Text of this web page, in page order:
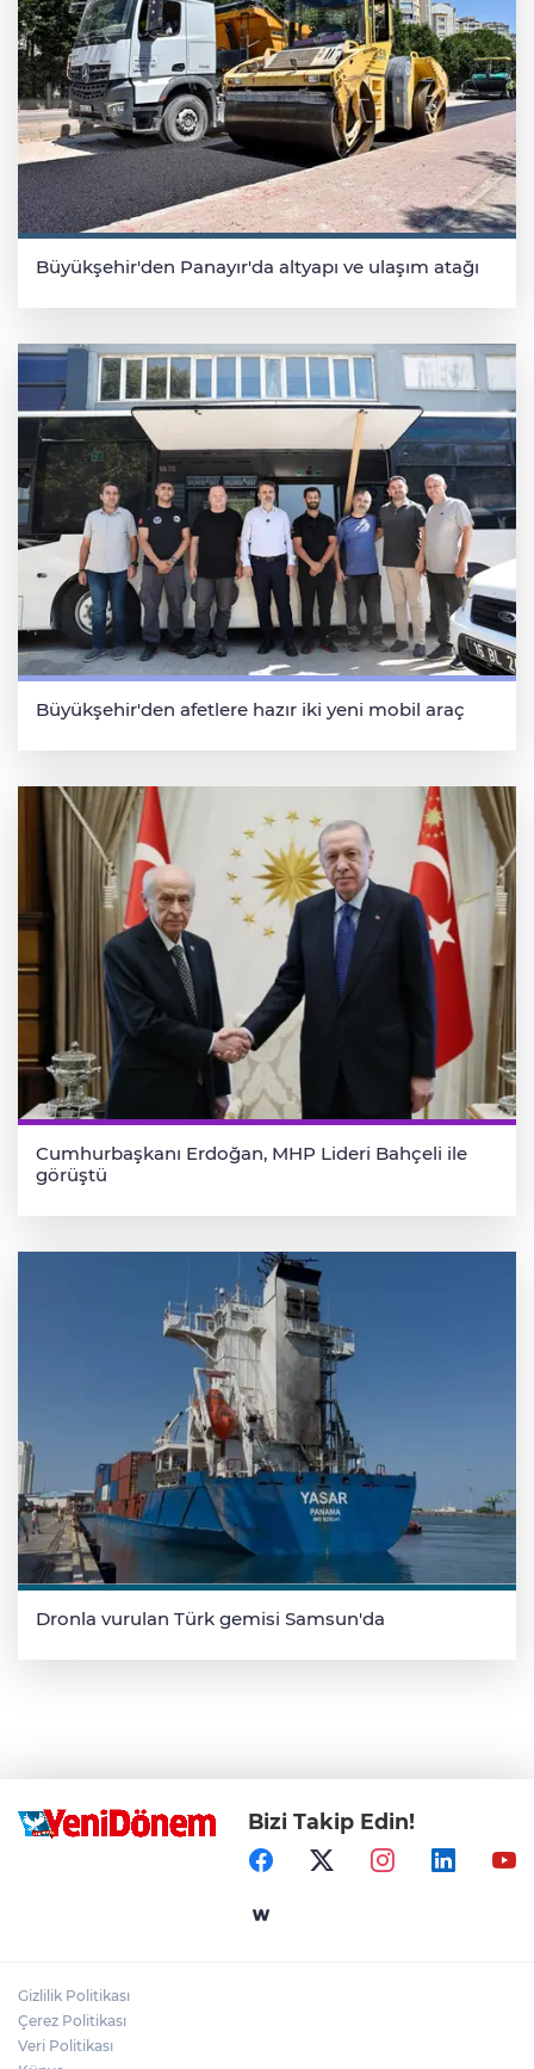
Büyükşehir'den Panayır'da altyapı ve ulaşım atağı
Büyükşehir'den afetlere hazır iki yeni mobil araç
Cumhurbaşkanı Erdoğan, MHP Lideri Bahçeli ile
görüştü
Dronla vurulan Türk gemisi Samsun'da
Bizi Takip Edin!
Gizlilik Politikası
Çerez Politikası
Veri Politikası